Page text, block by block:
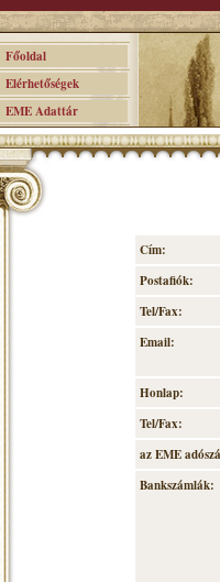
Főoldal
Elérhetőségek
EME Adattár
Cím:
Postafiók:
Tel/Fax:
Email:
Honlap:
Tel/Fax:
az EME
Bankszámlák: